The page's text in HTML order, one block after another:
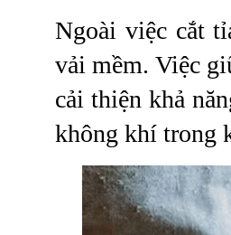
Ngoài việc cắt
vải mềm. Việc
cải thiện khả
không khí trong